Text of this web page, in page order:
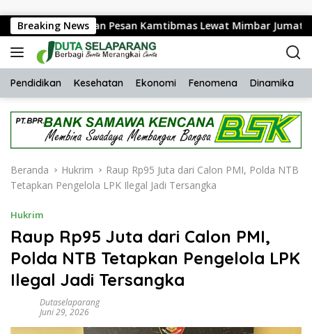
Breaking News
Sampaikan Pesan Kamtibmas Lewat Mimbar Jumat
Pendidikan Kesehatan Ekonomi Fenomena Dinamika
Beranda Hukrim
Raup Rp95 Juta dari Calon PMI, Polda NTB
Tetapkan Pengelola LPK Ilegal Jadi Tersangka
Hukrim
Raup Rp95 Juta dari Calon PMI,
Polda NTB Tetapkan Pengelola LPK
Ilegal Jadi Tersangka
Dutaselaparang
Juni 29, 2026